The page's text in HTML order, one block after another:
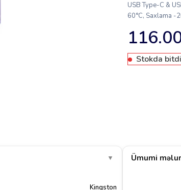
USB Type-C &
60°C, Saxlama -
Stokda bitdi
▼
Kingston
Ümumi